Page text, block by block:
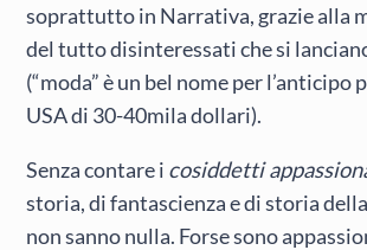
soprattutto in Narrativa, grazie alla
del tutto disinteressati che si
(“moda” è un bel nome per l’anticipo
USA di 30-40mila dollari).
Senza contare i cosiddetti
storia, di fantascienza e di storia
non sanno nulla. Forse sono